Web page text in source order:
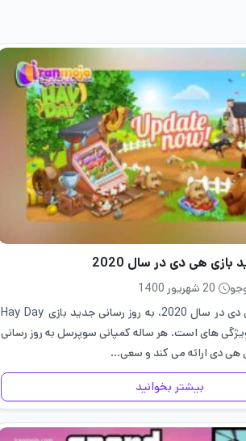
هی دی در سال 2020
20 شهریور 1400
نسخه جدید بازی هی دی در سال 2020، به روز رسانی جدید بازی Hay Day
های است. هر ساله کمپانی سوپرسل به روز رسانی
هی دی ارائه می کند و سعی…
بیشتر بخوانید